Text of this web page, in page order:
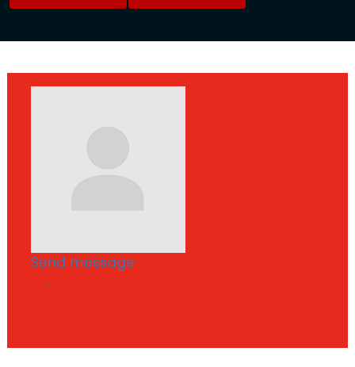
Send message
...